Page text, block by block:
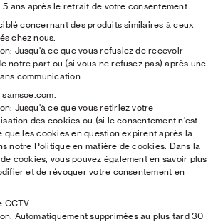
ans après le retrait de votre consentement.
concernant des produits similaires à ceux
chez nous.
Jusqu'à ce que vous refusiez de recevoir
notre part ou (si vous ne refusez pas) après une
communication.
samsoe.com.
Jusqu'à ce que vous retiriez votre
des cookies ou (si le consentement n'est
que les cookies en question expirent après la
notre Politique en matière de cookies. Dans la
cookies, vous pouvez également en savoir plus
et de révoquer votre consentement en
CCTV.
Automatiquement supprimées au plus tard 30